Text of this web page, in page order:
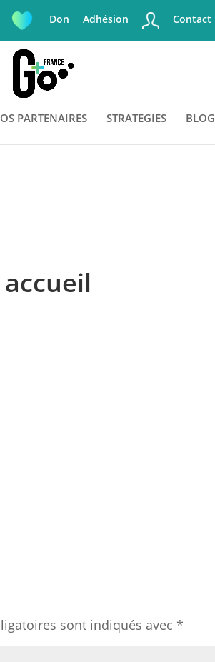
Don Adhésion Contact
PARTENAIRES STRATEGIES BLOG
sont indiqués avec *